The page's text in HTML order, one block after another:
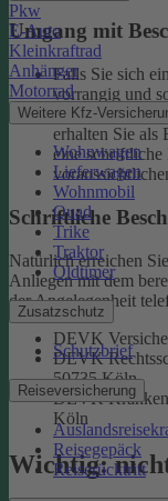
Pkw
E-Auto
Kleinkraftrad
Anhänger
Motorrad
Weitere Kfz-
Wohnwagen
Lieferwagen
Wohnmobil
Quad
Trike
Traktor
Oldtimer
Zusatzschutz
Schutzbrief
Reiseversicherung
Reisegepäck
Reiserücktritt
Umgang mit
Falls Sie sich
vorrangig und
Kann eine
erhalten Sie als
eine schriftliche
Schriftliche
Natürlich erreichen
Anliegen mit dem
der Angelegenheit
DEVK
DEVK
50735 Köln
DEVK
Köln
Wichtig: